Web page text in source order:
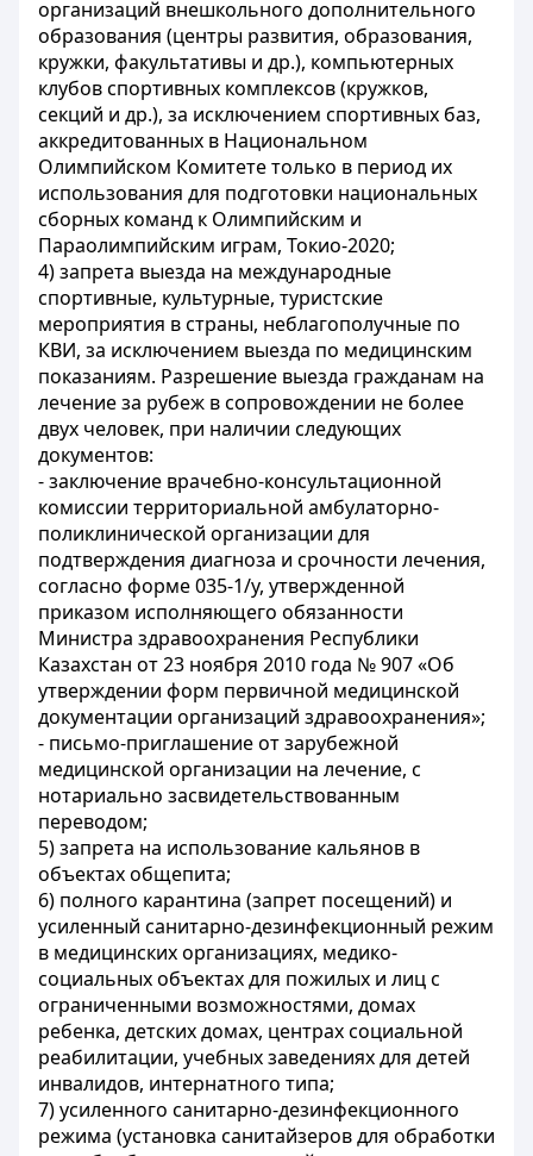
организаций внешкольного дополнительного
образования (центры развития, образования,
кружки, факультативы и др.), компьютерных
клубов спортивных комплексов (кружков,
секций и др.), за исключением спортивных баз,
аккредитованных в Национальном
Олимпийском Комитете только в период их
использования для подготовки национальных
сборных команд к Олимпийским и
Параолимпийским играм, Токио-2020;
4) запрета выезда на международные
спортивные, культурные, туристские
мероприятия в страны, неблагополучные по
КВИ, за исключением выезда по медицинским
показаниям. Разрешение выезда гражданам на
лечение за рубеж в сопровождении не более
двух человек, при наличии следующих
документов:
- заключение врачебно-консультационной
комиссии территориальной амбулаторно-
поликлинической организации для
подтверждения диагноза и срочности лечения,
согласно форме 035-1/у, утвержденной
приказом исполняющего обязанности
Министра здравоохранения Республики
Казахстан от 23 ноября 2010 года № 907 «Об
утверждении форм первичной медицинской
документации организаций здравоохранения»;
- письмо-приглашение от зарубежной
медицинской организации на лечение, с
нотариально засвидетельствованным
переводом;
5) запрета на использование кальянов в
объектах общепита;
6) полного карантина (запрет посещений) и
усиленный санитарно-дезинфекционный режим
в медицинских организациях, медико-
социальных объектах для пожилых и лиц с
ограниченными возможностями, домах
ребенка, детских домах, центрах социальной
реабилитации, учебных заведениях для детей
инвалидов, интернатного типа;
7) усиленного санитарно-дезинфекционного
режима (установка санитайзеров для обработки